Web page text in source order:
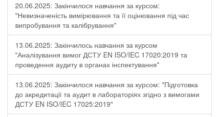
20.06.2025: Закінчилося навчання за курсом:
"Невизначеність вимірювання та її оцінювання під час
випробування та калібрування"
13.06.2025: Закінчилось навчання за курсом
"Аналізування вимог ДСТУ EN ISO/IEC 17020:2019 та
проведення аудиту в органах інспектування"
13.06.2025: Закінчилося навчання за курсом: "Підготовка
до акредитації та аудит в лабораторіях згідно з вимогами
ДСТУ EN ISO/IEC 17025:2019"